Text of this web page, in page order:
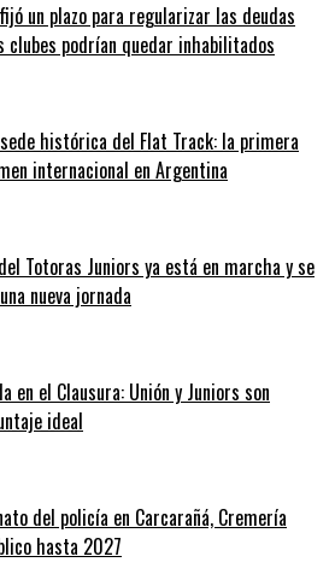
un plazo para regularizar las deudas
clubes podrían quedar inhabilitados
histórica del Flat Track: la primera
internacional en Argentina
Totoras Juniors ya está en marcha y se
nueva jornada
en el Clausura: Unión y Juniors son
ideal
del policía en Carcarañá, Cremería
hasta 2027